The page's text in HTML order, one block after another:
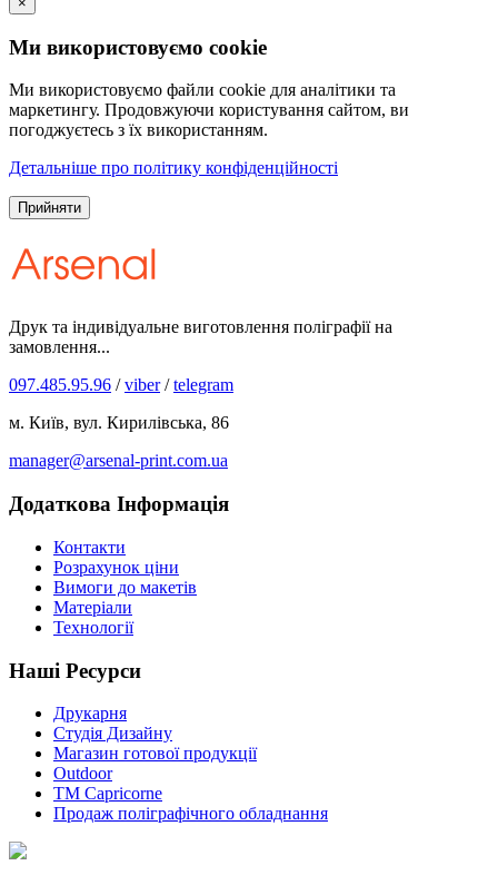
Ми використовуємо cookie
Ми використовуємо файли cookie для аналітики та
маркетингу. Продовжуючи користування сайтом, ви
погоджуєтесь з їх використанням.
Детальніше про політику конфіденційності
Прийняти
Друк та індивідуальне виготовлення поліграфії на
замовлення...
097.485.95.96 /viber/telegram
м. Київ, вул. Кирилівська, 86
manager@arsenal-print.com.ua
Додаткова Інформація
Контакти
Розрахунок ціни
Вимоги до макетів
Матеріали
Технології
Наші Ресурси
Друкарня
Студія Дизайну
Магазин готової продукції
Outdoor
TM Capricorne
Продаж поліграфічного обладнання